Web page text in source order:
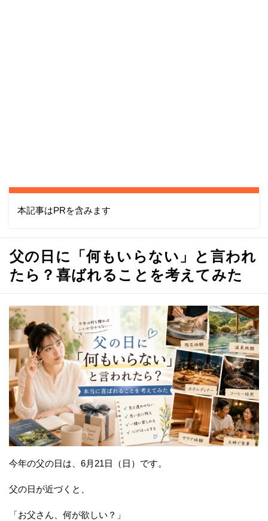
本記事はPRを含みます
父の日に「何もいらない」と言われ
たら？喜ばれることを考えてみた
今年の父の日は、6月21日（日）です。
父の日が近づくと、
「お父さん、何が欲しい？」